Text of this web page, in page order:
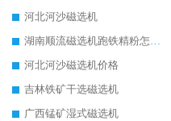
河北河沙磁选机
湖南顺流磁选机跑铁精粉怎么处理
河北河沙磁选机价格
吉林铁矿干选磁选机
广西锰矿湿式磁选机